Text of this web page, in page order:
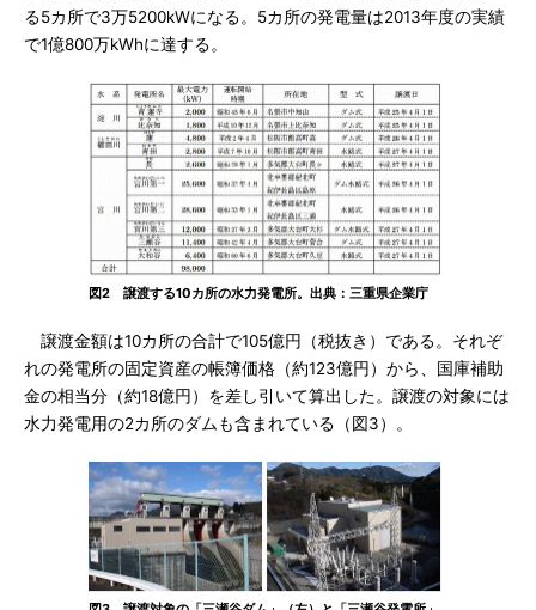
る5カ所で3万5200kWになる。5カ所の発電量は2013年度の実績
で1億800万kWhに達する。
図2 譲渡する10カ所の水力発電所。出典：三重県企業庁
譲渡金額は10カ所の合計で105億円（税抜き）である。それぞ
れの発電所の固定資産の帳簿価格（約123億円）から、国庫補助
金の相当分（約18億円）を差し引いて算出した。譲渡の対象には
水力発電用の2カ所のダムも含まれている（図3）。